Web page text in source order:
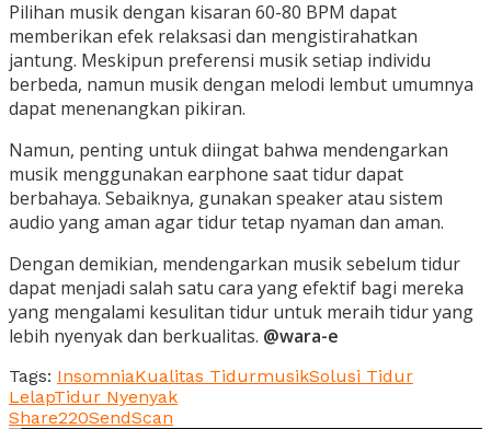
Pilihan musik dengan kisaran 60-80 BPM dapat
memberikan efek relaksasi dan mengistirahatkan
jantung. Meskipun preferensi musik setiap individu
berbeda, namun musik dengan melodi lembut umumnya
dapat menenangkan pikiran.
Namun, penting untuk diingat bahwa mendengarkan
musik menggunakan earphone saat tidur dapat
berbahaya. Sebaiknya, gunakan speaker atau sistem
audio yang aman agar tidur tetap nyaman dan aman.
Dengan demikian, mendengarkan musik sebelum tidur
dapat menjadi salah satu cara yang efektif bagi mereka
yang mengalami kesulitan tidur untuk meraih tidur yang
lebih nyenyak dan berkualitas. @wara-e
Tags: InsomniaKualitas TidurmusikSolusi Tidur
LelapTidur Nyenyak
Share220SendScan